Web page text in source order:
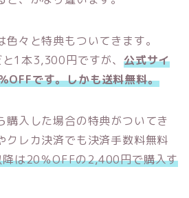
々と特典もついてきます。
1本3,300円ですが、 公式サイ
OFFです。しかも送料無料。
購入した場合の特典がついてき
クレカ決済でも決済手数料無料
は20％OFFの2,400円で購入す